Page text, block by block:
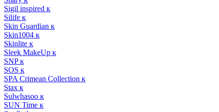
Sigil inspired к
Silife к
Skin Guardian к
Skin1004 к
Skinlite к
Sleek MakeUp к
SNP к
SOS к
SPA Crimean Collection к
Stax к
Sulwhasoo к
SUN Time к